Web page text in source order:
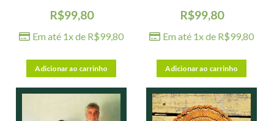
R$99,80
Em até 1x de R$99,80
Adicionar ao carrinho
R$99,80
Em até 1x de R$99,80
Adicionar ao carrinho